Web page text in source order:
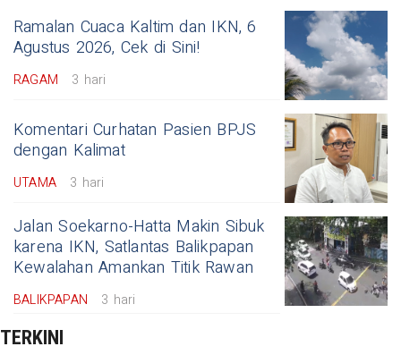
Ramalan Cuaca Kaltim dan IKN, 6
Agustus 2026, Cek di Sini!
RAGAM 3 hari
Komentari Curhatan Pasien BPJS
dengan Kalimat
UTAMA 3 hari
Jalan Soekarno-Hatta Makin Sibuk
karena IKN, Satlantas Balikpapan
Kewalahan Amankan Titik Rawan
BALIKPAPAN 3 hari
TERKINI